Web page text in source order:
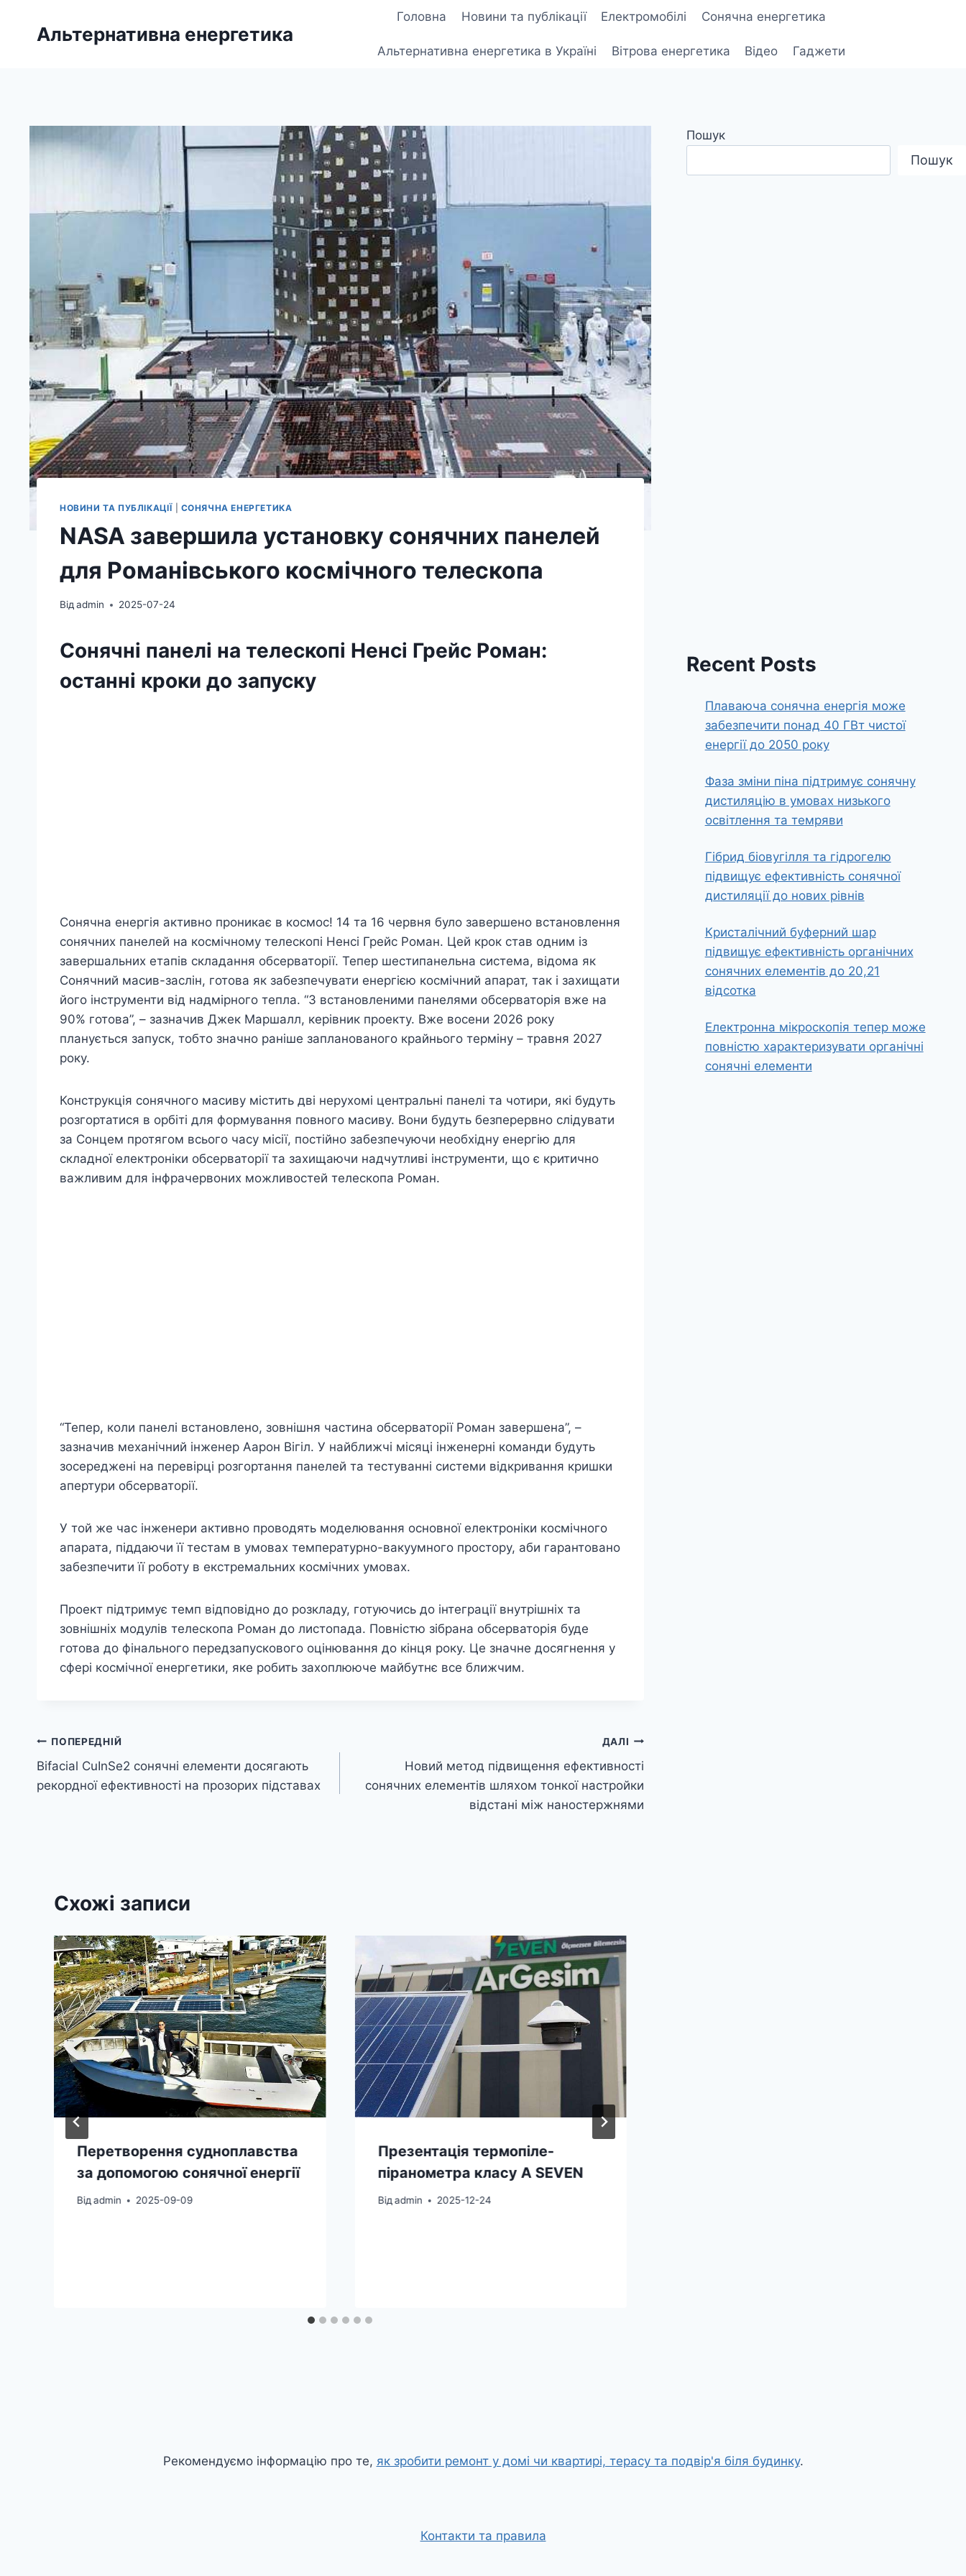
Альтернативна енергетика
Головна Новини та публікації Електромобілі Сонячна енергетика
Альтернативна енергетика в Україні Вітрова енергетика Відео Гаджети
НОВИНИ ТА ПУБЛІКАЦІЇ| СОНЯЧНА ЕНЕРГЕТИКА
NASA завершила установку сонячних панелей
для Романівського космічного телескопа
Відadmin 2025-07-24
Сонячні панелі на телескопі Ненсі Грейс Роман:
останні кроки до запуску
Сонячна енергія активно проникає в космос! 14 та 16 червня було завершено встановлення
сонячних панелей на космічному телескопі Ненсі Грейс Роман. Цей крок став одним із
завершальних етапів складання обсерваторії. Тепер шестипанельна система, відома як
Сонячний масив-заслін, готова як забезпечувати енергією космічний апарат, так і захищати
його інструменти від надмірного тепла. “З встановленими панелями обсерваторія вже на
90% готова”, – зазначив Джек Маршалл, керівник проекту. Вже восени 2026 року
планується запуск, тобто значно раніше запланованого крайнього терміну – травня 2027
року.
Конструкція сонячного масиву містить дві нерухомі центральні панелі та чотири, які будуть
розгортатися в орбіті для формування повного масиву. Вони будуть безперервно слідувати
за Сонцем протягом всього часу місії, постійно забезпечуючи необхідну енергію для
складної електроніки обсерваторії та захищаючи надчутливі інструменти, що є критично
важливим для інфрачервоних можливостей телескопа Роман.
“Тепер, коли панелі встановлено, зовнішня частина обсерваторії Роман завершена”, –
зазначив механічний інженер Аарон Вігіл. У найближчі місяці інженерні команди будуть
зосереджені на перевірці розгортання панелей та тестуванні системи відкривання кришки
апертури обсерваторії.
У той же час інженери активно проводять моделювання основної електроніки космічного
апарата, піддаючи її тестам в умовах температурно-вакуумного простору, аби гарантовано
забезпечити її роботу в екстремальних космічних умовах.
Проект підтримує темп відповідно до розкладу, готуючись до інтеграції внутрішніх та
зовнішніх модулів телескопа Роман до листопада. Повністю зібрана обсерваторія буде
готова до фінального передзапускового оцінювання до кінця року. Це значне досягнення у
сфері космічної енергетики, яке робить захоплююче майбутнє все ближчим.
Навігація
записів
ПОПЕРЕДНІЙ
Bifacial CuInSe2 сонячні елементи досягають
рекордної ефективності на прозорих підставах
ДАЛІ
Новий метод підвищення ефективності
сонячних елементів шляхом тонкої настройки
відстані між наностержнями
Схожі записи
Перетворення судноплавства
за допомогою сонячної енергії
Від admin 2025-09-09
Презентація термопіле-
піранометра класу A SEVEN
Від admin 2025-12-24
Пошук
Пошук
Recent Posts
Плаваюча сонячна енергія може
забезпечити понад 40 ГВт чистої
енергії до 2050 року
Фаза зміни піна підтримує сонячну
дистиляцію в умовах низького
освітлення та темряви
Гібрид біовугілля та гідрогелю
підвищує ефективність сонячної
дистиляції до нових рівнів
Кристалічний буферний шар
підвищує ефективність органічних
сонячних елементів до 20,21
відсотка
Електронна мікроскопія тепер може
повністю характеризувати органічні
сонячні елементи
Рекомендуємо інформацію про те, як зробити ремонт у домі чи квартирі, терасу та подвір'я біля будинку.
Контакти та правила